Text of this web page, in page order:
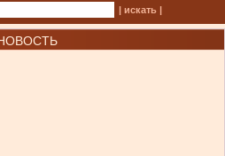
| искать |